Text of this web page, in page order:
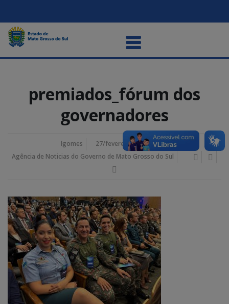
premiados_fórum dos
governadores
lgomes
27/fevereiro/2025 9:28 am
Agência de Noticias do Governo de Mato Grosso do Sul